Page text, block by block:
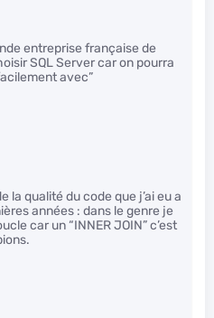
entreprise française de
SQL Server car on pourra
avec”
la qualité du code que j’ai eu a
années : dans le genre je
car un “INNER JOIN” c’est